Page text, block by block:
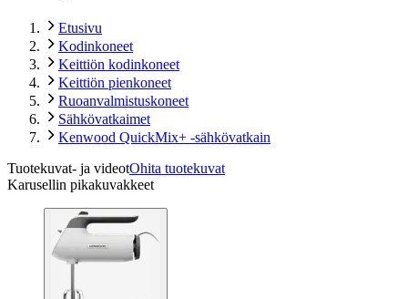
Etusivu
Kodinkoneet
Keittiön kodinkoneet
Keittiön pienkoneet
Ruoanvalmistuskoneet
Sähkövatkaimet
Kenwood QuickMix+ -sähkövatkain
Tuotekuvat- ja videotOhita tuotekuvat
Karusellin pikakuvakkeet